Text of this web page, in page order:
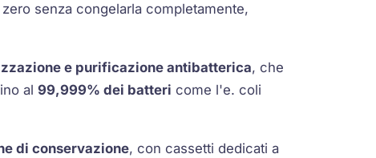
senza congelarla completamente,
e purificazione antibatterica, che
al99,999% dei batteri come l'e. coli
di conservazione, con cassetti dedicati a